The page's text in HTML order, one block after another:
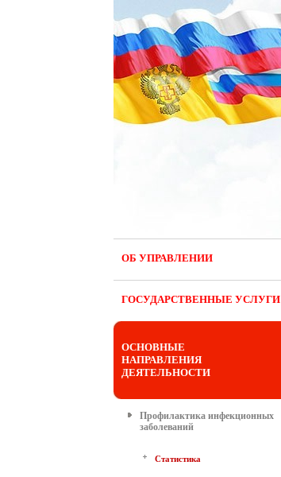
ОБ УПРАВЛЕНИИ
ГОСУДАРСТВЕННЫЕ УСЛУГИ
ОСНОВНЫЕ
НАПРАВЛЕНИЯ
ДЕЯТЕЛЬНОСТИ
Профилактика инфекционных
заболеваний
Статистика